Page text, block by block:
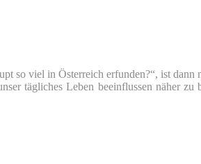
so viel in Österreich erfunden?“, ist dann
tägliches Leben beeinflussen näher zu